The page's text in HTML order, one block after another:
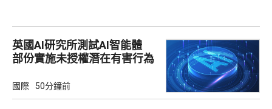
英國AI研究所測試AI智能體
部份實施未授權潛在有害行為
國際 50分鐘前